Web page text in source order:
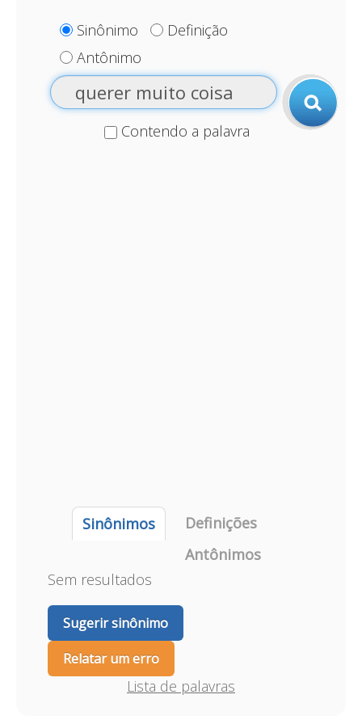
Sinônimo
Definição
Antônimo
Contendo a palavra
Sinônimos
Definições
Antônimos
Sem resultados
Sugerir sinônimo
Relatar um erro
Lista de palavras